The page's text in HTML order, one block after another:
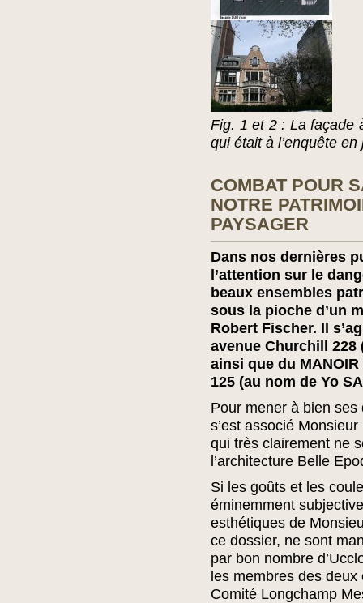
Fig. 1 et 2 : La façade
qui était à l’enquête en
COMBAT POUR
NOTRE
PAYSAGER
Dans nos dernières
l’attention sur le
beaux ensembles
sous la pioche d’un
Robert Fischer. Il
avenue Churchill 228
ainsi que du
125 (au nom de Yo
Pour mener à bien
s’est associé
qui très clairement ne
l’architecture Belle
Si les goûts et les
éminemment
esthétiques de
ce dossier, ne sont
par bon nombre
les membres des
Comité Longchamp